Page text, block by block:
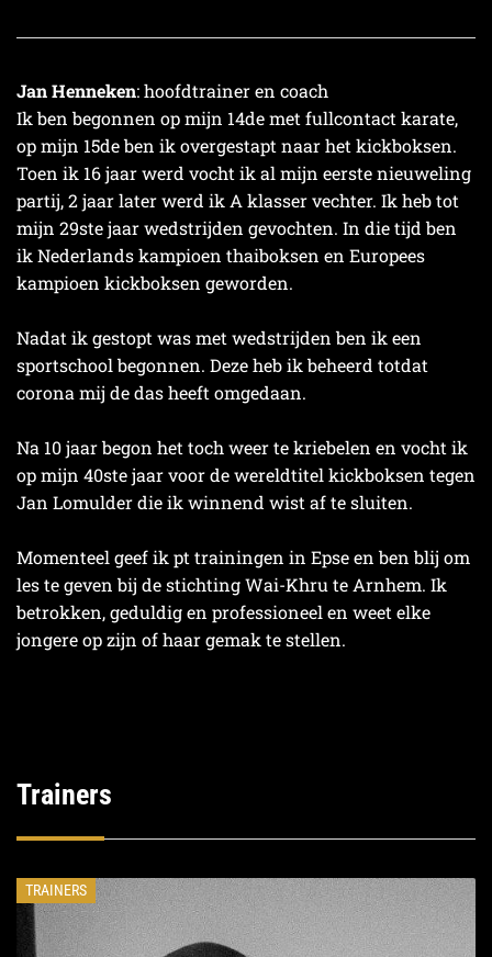
Jan Henneken: hoofdtrainer en coach
Ik ben begonnen op mijn 14de met fullcontact karate,
op mijn 15de ben ik overgestapt naar het kickboksen.
Toen ik 16 jaar werd vocht ik al mijn eerste nieuweling
partij, 2 jaar later werd ik A klasser vechter. Ik heb tot
mijn 29ste jaar wedstrijden gevochten. In die tijd ben
ik Nederlands kampioen thaiboksen en Europees
kampioen kickboksen geworden.
Nadat ik gestopt was met wedstrijden ben ik een
sportschool begonnen. Deze heb ik beheerd totdat
corona mij de das heeft omgedaan.
Na 10 jaar begon het toch weer te kriebelen en vocht ik
op mijn 40ste jaar voor de wereldtitel kickboksen tegen
Jan Lomulder die ik winnend wist af te sluiten.
Momenteel geef ik pt trainingen in Epse en ben blij om
les te geven bij de stichting Wai-Khru te Arnhem. Ik
betrokken, geduldig en professioneel en weet elke
jongere op zijn of haar gemak te stellen.
Trainers
TRAINERS